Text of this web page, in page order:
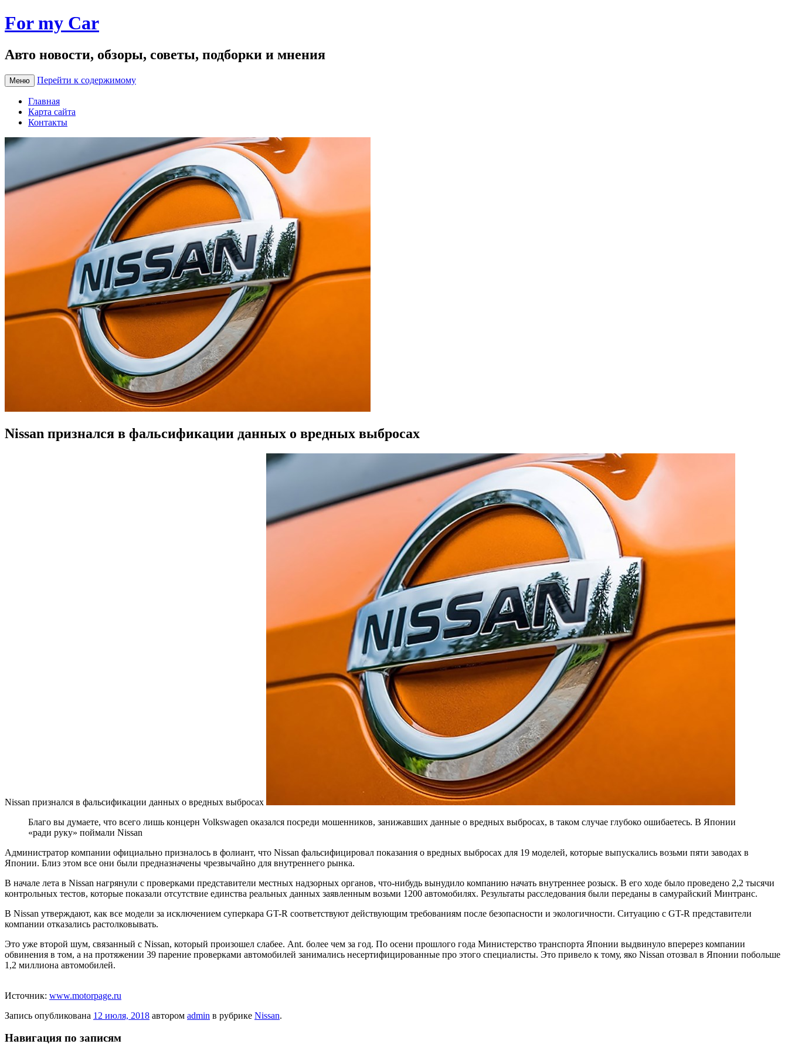
For my Car
Авто новости, обзоры, советы, подборки и мнения
Меню Перейти к содержимому
Главная
Карта сайта
Контакты
Nissan признался в фальсификации данных о вредных выбросах
Nissan признался в фальсификации данных о вредных выбросах
Благо вы думаете, что всего лишь концерн Volkswagen оказался посреди мошенников, занижавших данные о вредных выбросах, в таком случае глубоко ошибаетесь. В Японии
«ради руку» поймали Nissan
Администратор компании официально призналось в фолиант, что Nissan фальсифицировал показания о вредных выбросах для 19 моделей, которые выпускались возьми пяти заводах в
Японии. Близ этом все они были предназначены чрезвычайно для внутреннего рынка.
В начале лета в Nissan нагрянули с проверками представители местных надзорных органов, что-нибудь вынудило компанию начать внутреннее розыск. В его ходе было проведено 2,2 тысячи
контрольных тестов, которые показали отсутствие единства реальных данных заявленным возьми 1200 автомобилях. Результаты расследования были переданы в самурайский Минтранс.
В Nissan утверждают, как все модели за исключением суперкара GT-R соответствуют действующим требованиям после безопасности и экологичности. Ситуацию с GT-R представители
компании отказались растолковывать.
Это уже второй шум, связанный с Nissan, который произошел слабее. Ant. более чем за год. По осени прошлого года Министерство транспорта Японии выдвинуло вперерез компании
обвинения в том, а на протяжении 39 парение проверками автомобилей занимались несертифицированные про этого специалисты. Это привело к тому, яко Nissan отозвал в Японии побольше
1,2 миллиона автомобилей.
Источник: www.motorpage.ru
Запись опубликована 12 июля, 2018 автором admin в рубрике Nissan.
Навигация по записям